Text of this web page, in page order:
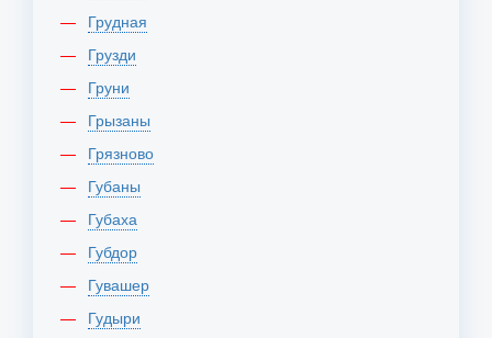
Грудная
Грузди
Груни
Грызаны
Грязново
Губаны
Губаха
Губдор
Гувашер
Гудыри